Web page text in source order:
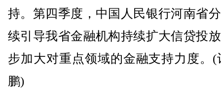
持。第四季度，中国人民银行河南省
续引导我省金融机构持续扩大信贷投
步加大对重点领域的金融支持力度。(
鹏)